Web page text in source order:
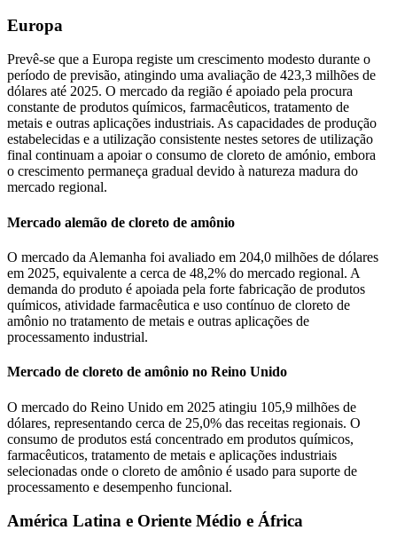
Europa
Prevê-se que a Europa registe um crescimento modesto durante o
período de previsão, atingindo uma avaliação de 423,3 milhões de
dólares até 2025. O mercado da região é apoiado pela procura
constante de produtos químicos, farmacêuticos, tratamento de
metais e outras aplicações industriais. As capacidades de produção
estabelecidas e a utilização consistente nestes setores de utilização
final continuam a apoiar o consumo de cloreto de amónio, embora
o crescimento permaneça gradual devido à natureza madura do
mercado regional.
Mercado alemão de cloreto de amônio
O mercado da Alemanha foi avaliado em 204,0 milhões de dólares
em 2025, equivalente a cerca de 48,2% do mercado regional. A
demanda do produto é apoiada pela forte fabricação de produtos
químicos, atividade farmacêutica e uso contínuo de cloreto de
amônio no tratamento de metais e outras aplicações de
processamento industrial.
Mercado de cloreto de amônio no Reino Unido
O mercado do Reino Unido em 2025 atingiu 105,9 milhões de
dólares, representando cerca de 25,0% das receitas regionais. O
consumo de produtos está concentrado em produtos químicos,
farmacêuticos, tratamento de metais e aplicações industriais
selecionadas onde o cloreto de amônio é usado para suporte de
processamento e desempenho funcional.
América Latina e Oriente Médio e África